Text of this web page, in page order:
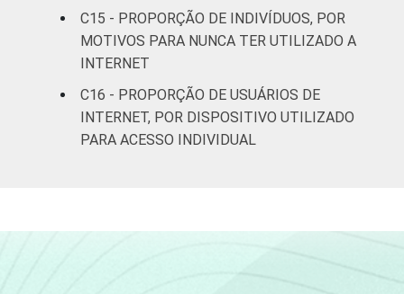
DE 68
Condição
atividade
Não PEA 89
1Base: 94.236.661 pessoas que usaram a
apresentado se refere apenas aos
C15 - PROPORÇÃO DE INDIVÍDUOS, POR
MOTIVOS PARA NUNCA TER UTILIZADO A
INTERNET
C16 - PROPORÇÃO DE USUÁRIOS DE
INTERNET, POR DISPOSITIVO UTILIZADO
PARA ACESSO INDIVIDUAL